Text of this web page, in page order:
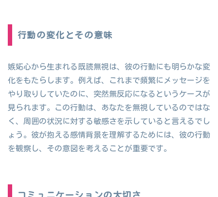
行動の変化とその意味
嫉妬心から生まれる既読無視は、彼の行動にも明らかな変
化をもたらします。例えば、これまで頻繁にメッセージを
やり取りしていたのに、突然無反応になるというケースが
見られます。この行動は、あなたを無視しているのではな
く、周囲の状況に対する敏感さを示していると言えるでし
ょう。彼が抱える感情背景を理解するためには、彼の行動
を観察し、その意図を考えることが重要です。
コミュニケーションの大切さ